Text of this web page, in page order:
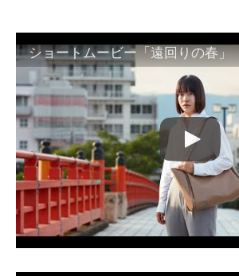
ショートムービー「遠回りの春」